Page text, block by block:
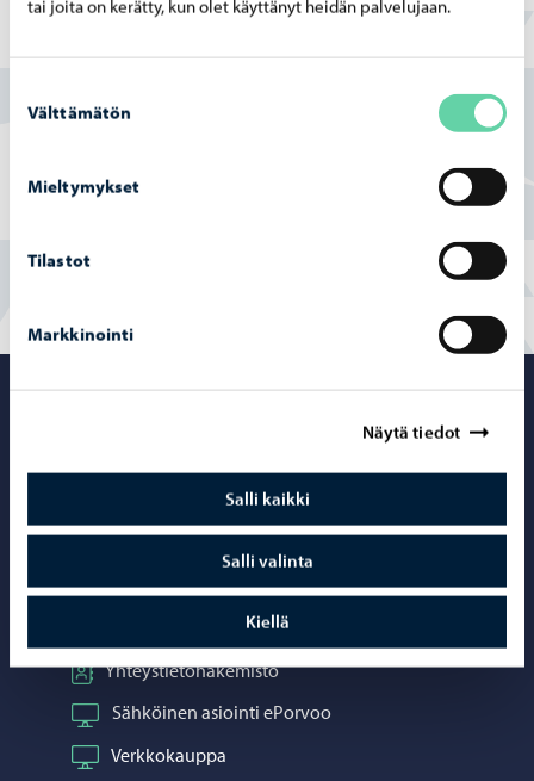
tai joita on kerätty, kun olet käyttänyt heidän palvelujaan.
valinta
Välttämätön
Mieltymykset
Tilastot
Markkinointi
Näytä tiedot
Salli kaikki
Salli valinta
Kiellä
Yhteystiedot
Porvoo-info
Puhelinneuvonta: 020 692 250
Yhteystietohakemisto
Sähköinen asiointi ePorvoo
Verkkokauppa